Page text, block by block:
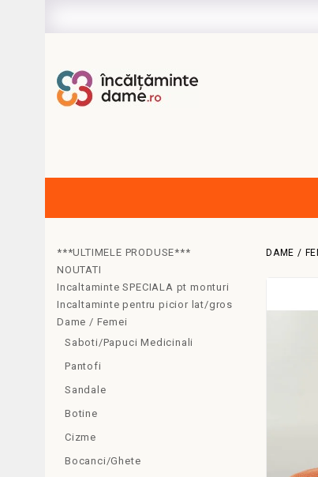
***ULTIMELE PRODUSE***
NOUTATI
Incaltaminte SPECIALA pt monturi
Incaltaminte pentru picior lat/gros
Dame / Femei
Saboti/Papuci Medicinali
Pantofi
Sandale
Botine
Cizme
Bocanci/Ghete
DAME /